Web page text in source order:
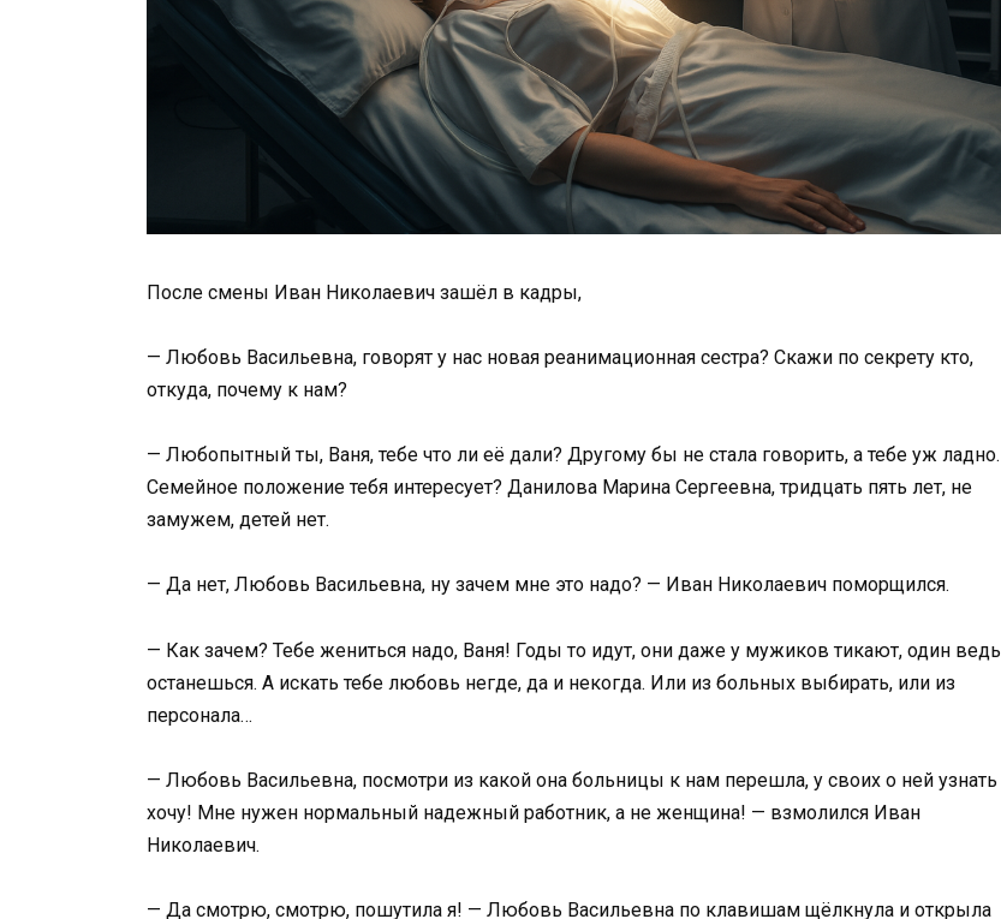
После смены Иван Николаевич зашёл в кадры,
— Любовь Васильевна, говорят у нас новая реанимационная сестра? Скажи по секрету кто,
откуда, почему к нам?
— Любопытный ты, Ваня, тебе что ли её дали? Другому бы не стала говорить, а тебе уж ладно.
Семейное положение тебя интересует? Данилова Марина Сергеевна, тридцать пять лет, не
замужем, детей нет.
— Да нет, Любовь Васильевна, ну зачем мне это надо? — Иван Николаевич поморщился.
— Как зачем? Тебе жениться надо, Ваня! Годы то идут, они даже у мужиков тикают, один ведь
останешься. А искать тебе любовь негде, да и некогда. Или из больных выбирать, или из
персонала…
— Любовь Васильевна, посмотри из какой она больницы к нам перешла, у своих о ней узнать
хочу! Мне нужен нормальный надежный работник, а не женщина! — взмолился Иван
Николаевич.
— Да смотрю, смотрю, пошутила я! — Любовь Васильевна по клавишам щёлкнула и открыла